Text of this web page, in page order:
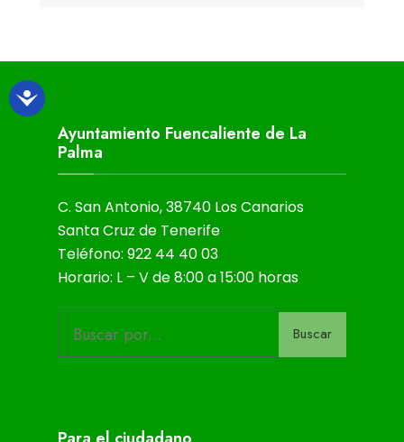
Ayuntamiento Fuencaliente de La
Palma
C. San Antonio, 38740 Los Canarios
Santa Cruz de Tenerife
Teléfono: 922 44 40 03
Horario: L – V de 8:00 a 15:00 horas
Buscar